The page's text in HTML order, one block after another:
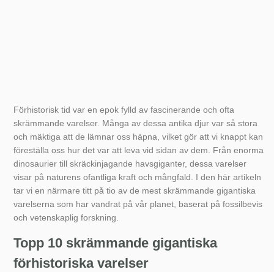
Förhistorisk tid var en epok fylld av fascinerande och ofta
skrämmande varelser. Många av dessa antika djur var så stora
och mäktiga att de lämnar oss häpna, vilket gör att vi knappt kan
föreställa oss hur det var att leva vid sidan av dem. Från enorma
dinosaurier till skräckinjagande havsgiganter, dessa varelser
visar på naturens ofantliga kraft och mångfald. I den här artikeln
tar vi en närmare titt på tio av de mest skrämmande gigantiska
varelserna som har vandrat på vår planet, baserat på fossilbevis
och vetenskaplig forskning.
Topp 10 skrämmande gigantiska
förhistoriska varelser